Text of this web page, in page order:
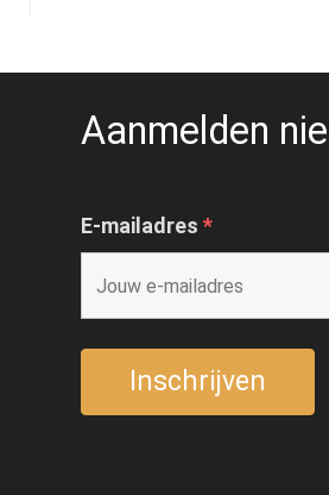
Aanmelden
E-mailadres *